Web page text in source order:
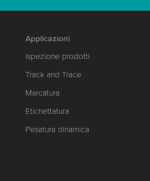
Applicazioni
Ispezione prodotti
Track and Trace
Marcatura
Etichettatura
Pesatura dinamica